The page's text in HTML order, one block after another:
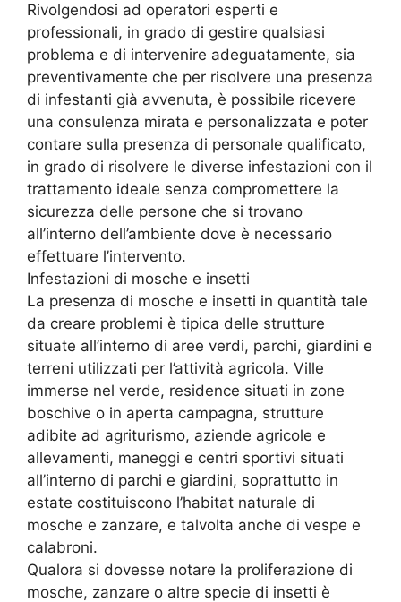
Rivolgendosi ad operatori esperti e
professionali, in grado di gestire qualsiasi
problema e di intervenire adeguatamente, sia
preventivamente che per risolvere una presenza
di infestanti già avvenuta, è possibile ricevere
una consulenza mirata e personalizzata e poter
contare sulla presenza di personale qualificato,
in grado di risolvere le diverse infestazioni con il
trattamento ideale senza compromettere la
sicurezza delle persone che si trovano
all’interno dell’ambiente dove è necessario
effettuare l’intervento.
Infestazioni di mosche e insetti
La presenza di mosche e insetti in quantità tale
da creare problemi è tipica delle strutture
situate all’interno di aree verdi, parchi, giardini e
terreni utilizzati per l’attività agricola. Ville
immerse nel verde, residence situati in zone
boschive o in aperta campagna, strutture
adibite ad agriturismo, aziende agricole e
allevamenti, maneggi e centri sportivi situati
all’interno di parchi e giardini, soprattutto in
estate costituiscono l’habitat naturale di
mosche e zanzare, e talvolta anche di vespe e
calabroni.
Qualora si dovesse notare la proliferazione di
mosche, zanzare o altre specie di insetti è